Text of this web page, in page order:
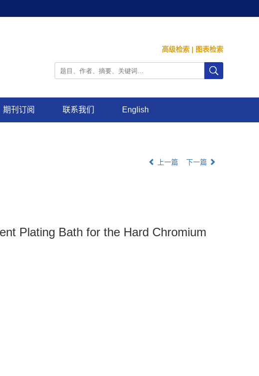
高级检索 | 图表检索
期刊订阅 联系我们 English
上一篇 下一篇
Plating Bath for the Hard Chromium